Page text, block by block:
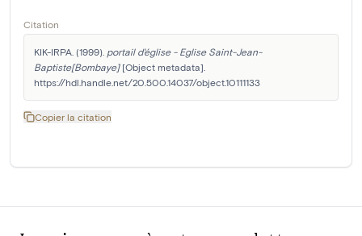
Citation
KIK-IRPA. (1999). portail d'église - Eglise Saint-Jean-
Baptiste[Bombaye] [Object metadata].
https://hdl.handle.net/20.500.14037/object.10111133
Copier la citation